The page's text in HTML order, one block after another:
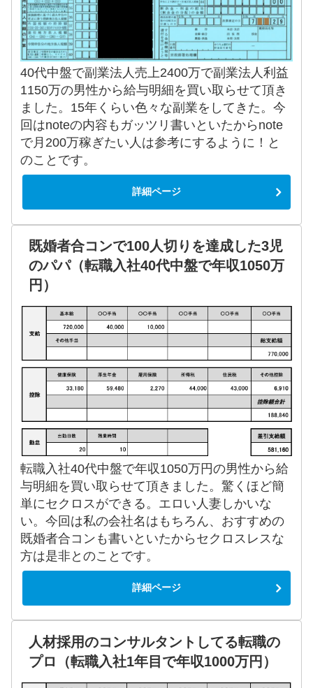
40代中盤で副業法人売上2400万で副業法人利益
1150万の男性から給与明細を買い取らせて頂き
ました。15年くらい色々な副業をしてきた。今
回はnoteの内容もガッツリ書いといたからnote
で月200万稼ぎたい人は参考にするように！と
のことです。
詳細ページ
既婚者合コンで100人切りを達成した3児
のパパ（転職入社40代中盤で年収1050万
円）
転職入社40代中盤で年収1050万円の男性から給
与明細を買い取らせて頂きました。驚くほど簡
単にセクロスができる。エロい人妻しかいな
い。今回は私の会社名はもちろん、おすすめの
既婚者合コンも書いといたからセクロスレスな
方は是非とのことです。
詳細ページ
人材採用のコンサルタントしてる転職の
プロ（転職入社1年目で年収1000万円）